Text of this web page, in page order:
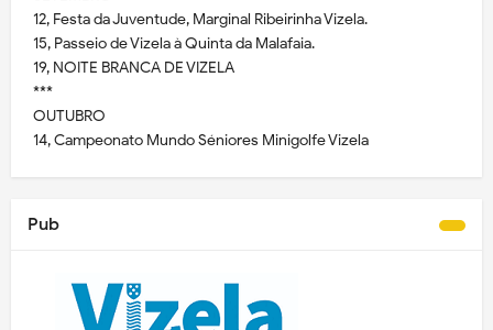
12, Festa da Juventude, Marginal Ribeirinha Vizela.
15, Passeio de Vizela à Quinta da Malafaia.
19, NOITE BRANCA DE VIZELA
***
OUTUBRO
14, Campeonato Mundo Séniores Minigolfe Vizela
Pub